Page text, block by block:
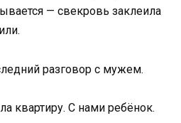
— свекровь заклеила
разговор с мужем.
квартиру. С нами ребёнок.